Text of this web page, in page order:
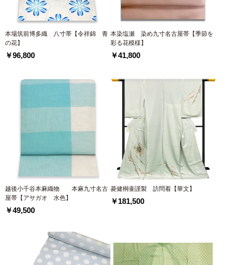
本場筑前博多織 八寸帯【令祥錦 青
の花】
￥96,800
本染塩瀬 染め九寸名古屋帯【季節を
彩る花模様】
￥41,800
越後小千谷本麻織物 本麻九寸名古
屋帯【アサガオ 水色】
￥49,500
菱健桐壷謹製 訪問着【華文】
￥181,500